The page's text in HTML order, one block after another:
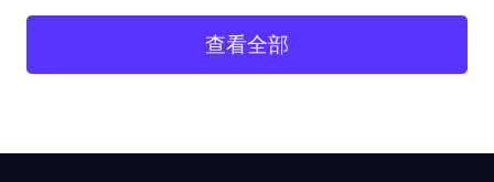
查看全部